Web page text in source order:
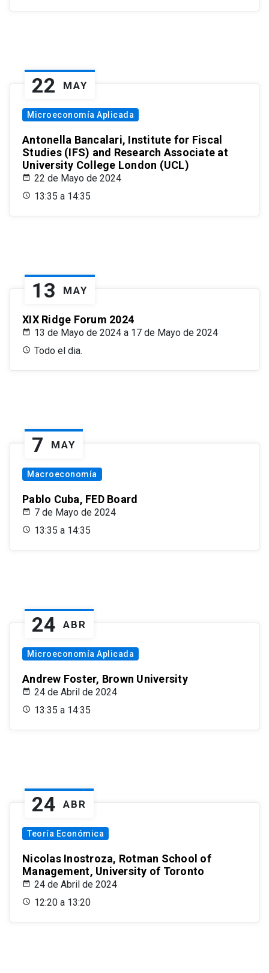
22 MAY
Microeconomía Aplicada
Antonella Bancalari, Institute for Fiscal
Studies (IFS) and Research Associate at
University College London (UCL)
22 de Mayo de 2024
13:35 a 14:35
13 MAY
XIX Ridge Forum 2024
13 de Mayo de 2024 a 17 de Mayo de 2024
Todo el dia.
7 MAY
Macroeconomía
Pablo Cuba, FED Board
7 de Mayo de 2024
13:35 a 14:35
24 ABR
Microeconomía Aplicada
Andrew Foster, Brown University
24 de Abril de 2024
13:35 a 14:35
24 ABR
Teoría Económica
Nicolas Inostroza, Rotman School of
Management, University of Toronto
24 de Abril de 2024
12:20 a 13:20